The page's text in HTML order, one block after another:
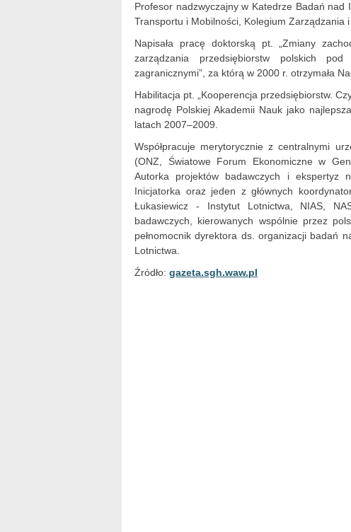
Profesor nadzwyczajny w Katedrze Badań
Transportu i Mobilności, Kolegium Zarządzania i
Napisała pracę doktorską pt. „Zmiany
zarządzania przedsiębiorstw polskich
zagranicznymi”, za którą w 2000 r. otrzymała
Habilitacja pt. „Kooperencja przedsiębiorstw.
nagrodę Polskiej Akademii Nauk jako
latach 2007–2009.
Współpracuje merytorycznie z centralnymi
(ONZ, Światowe Forum Ekonomiczne w
Autorka projektów badawczych i ekspertyz
Inicjatorka oraz jeden z głównych
Łukasiewicz - Instytut Lotnictwa, NIAS,
badawczych, kierowanych wspólnie przez
pełnomocnik dyrektora ds. organizacji badań
Lotnictwa.
Źródło: gazeta.sgh.waw.pl